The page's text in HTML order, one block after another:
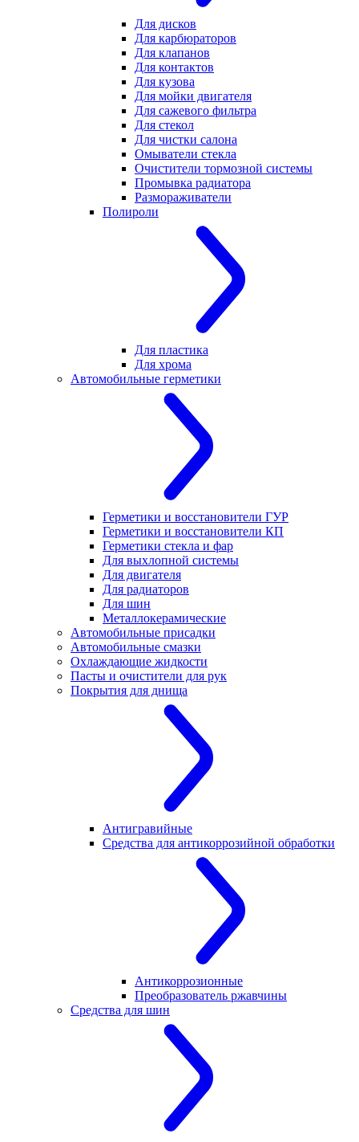
Для дисков
Для карбюраторов
Для клапанов
Для контактов
Для кузова
Для мойки двигателя
Для сажевого фильтра
Для стекол
Для чистки салона
Омыватели стекла
Очистители тормозной системы
Промывка радиатора
Размораживатели
Полироли
Для пластика
Для хрома
Автомобильные герметики
Герметики и восстановители ГУР
Герметики и восстановители КП
Герметики стекла и фар
Для выхлопной системы
Для двигателя
Для радиаторов
Для шин
Металлокерамические
Автомобильные присадки
Автомобильные смазки
Охлаждающие жидкости
Пасты и очистители для рук
Покрытия для днища
Антигравийные
Средства для антикоррозийной обработки
Антикоррозионные
Преобразователь ржавчины
Средства для шин